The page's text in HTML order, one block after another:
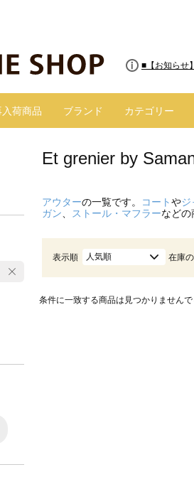
■8/13(木
■【お知らせ
入荷商品 ブランド カテゴリー
Et grenier by
アウターの一覧です。 コートやジ
ガン
ストール・マフラーなどの
表示順 人気順 在庫
条件に一致する商品は見つかりません